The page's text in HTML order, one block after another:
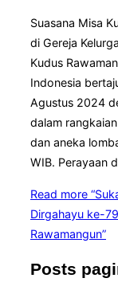
Suasana Misa
di Gereja
Kudus
Indonesia
Agustus 2024
dalam
dan aneka
WIB. Perayaan
Read more
Dirgahayu ke-
Rawamangun”
Posts